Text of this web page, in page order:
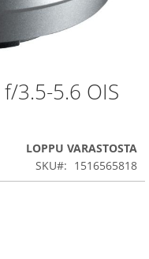
3.5-5.6 OIS
LOPPU VARASTOSTA
SKU
1516565818